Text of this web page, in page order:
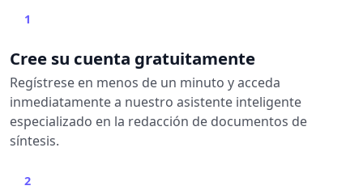
1
Cree su cuenta gratuitamente
Regístrese en menos de un minuto y acceda
inmediatamente a nuestro asistente inteligente
especializado en la redacción de documentos de
síntesis.
2